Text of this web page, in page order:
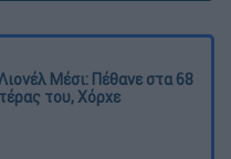
Μέσι: Πέθανε στα 68
του, Χόρχε